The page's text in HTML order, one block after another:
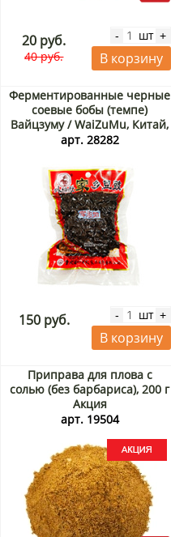
20 руб.
40 руб.
- шт +
В корзину
Ферментированные черные
соевые бобы (темпе)
Вайцзуму / WaiZuMu, Китай,
200 г
арт. 28282
150 руб. - шт +
В корзину
Приправа для плова с
солью (без барбариса), 200 г
Акция
арт. 19504